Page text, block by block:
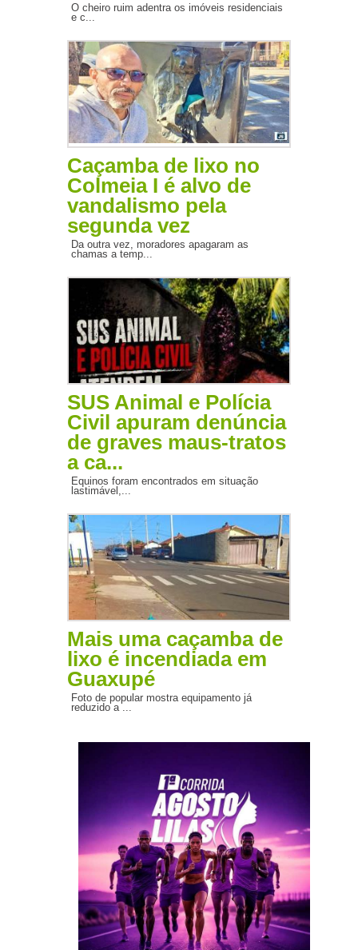
O cheiro ruim adentra os imóveis residenciais
e c...
Caçamba de lixo no
Colmeia I é alvo de
vandalismo pela
segunda vez
Da outra vez, moradores apagaram as
chamas a temp...
SUS Animal e Polícia
Civil apuram denúncia
de graves maus-tratos
a ca...
Equinos foram encontrados em situação
lastimável,...
Mais uma caçamba de
lixo é incendiada em
Guaxupé
Foto de popular mostra equipamento já
reduzido a ...